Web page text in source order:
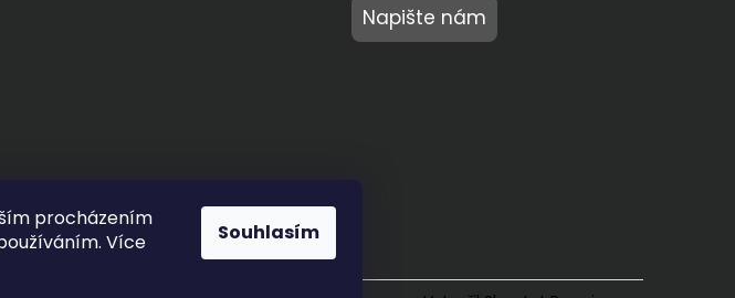
procházením
Více
Souhlasím
Napište nám